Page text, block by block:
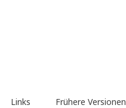
Links Frühere Versionen